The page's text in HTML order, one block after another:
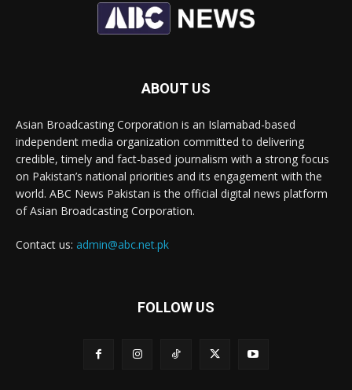
ABOUT US
Asian Broadcasting Corporation is an Islamabad-based
independent media organization committed to delivering
credible, timely and fact-based journalism with a strong focus
on Pakistan’s national priorities and its engagement with the
world. ABC News Pakistan is the official digital news platform
of Asian Broadcasting Corporation.
Contact us: admin@abc.net.pk
FOLLOW US